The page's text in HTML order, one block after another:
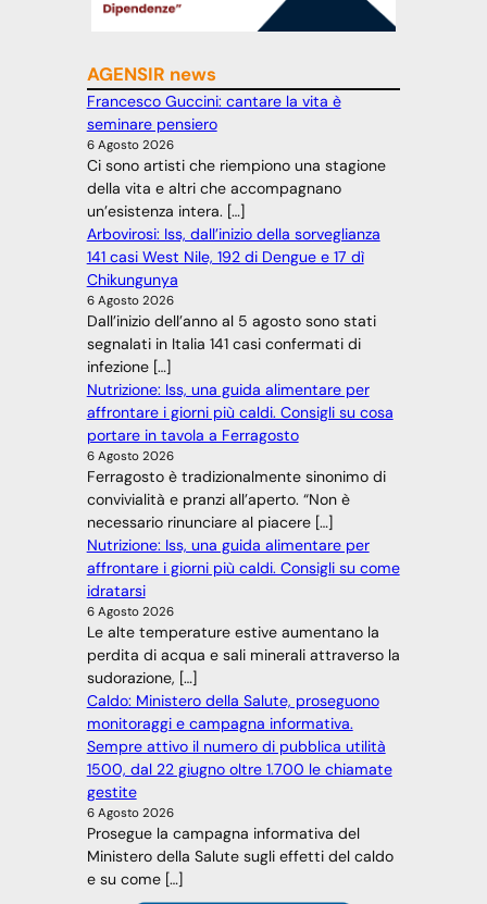
AGENSIR news
Francesco Guccini: cantare la vita è
seminare pensiero
6 Agosto 2026
Ci sono artisti che riempiono una stagione
della vita e altri che accompagnano
un’esistenza intera. […]
Arbovirosi: Iss, dall’inizio della sorveglianza
141 casi West Nile, 192 di Dengue e 17 dì
Chikungunya
6 Agosto 2026
Dall’inizio dell’anno al 5 agosto sono stati
segnalati in Italia 141 casi confermati di
infezione […]
Nutrizione: Iss, una guida alimentare per
affrontare i giorni più caldi. Consigli su cosa
portare in tavola a Ferragosto
6 Agosto 2026
Ferragosto è tradizionalmente sinonimo di
convivialità e pranzi all’aperto. “Non è
necessario rinunciare al piacere […]
Nutrizione: Iss, una guida alimentare per
affrontare i giorni più caldi. Consigli su come
idratarsi
6 Agosto 2026
Le alte temperature estive aumentano la
perdita di acqua e sali minerali attraverso la
sudorazione, […]
Caldo: Ministero della Salute, proseguono
monitoraggi e campagna informativa.
Sempre attivo il numero di pubblica utilità
1500, dal 22 giugno oltre 1.700 le chiamate
gestite
6 Agosto 2026
Prosegue la campagna informativa del
Ministero della Salute sugli effetti del caldo
e su come […]